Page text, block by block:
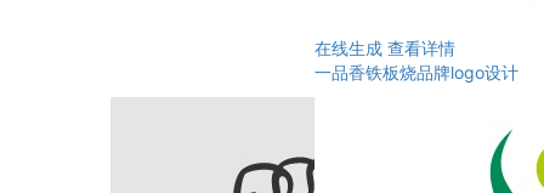
在线生成 查看详情
一品香铁板烧品牌logo设计